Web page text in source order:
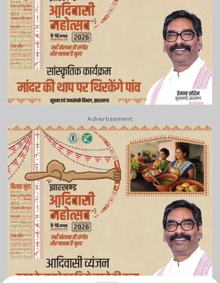
Advertisement